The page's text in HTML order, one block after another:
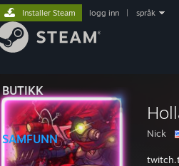
BUTIKK
SAMFUNN
Installer Steam logg inn språk
Nick